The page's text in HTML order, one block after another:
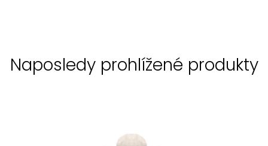
Naposledy prohlížené produkty